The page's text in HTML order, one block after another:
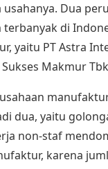
Dua
di
yaitu PT Astra
Makmur
dua, yaitu
non-staf
karena